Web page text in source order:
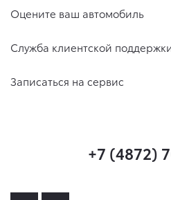
Оцените ваш автомобиль
Служба клиентской
Записаться на сервис
+7 (4872)